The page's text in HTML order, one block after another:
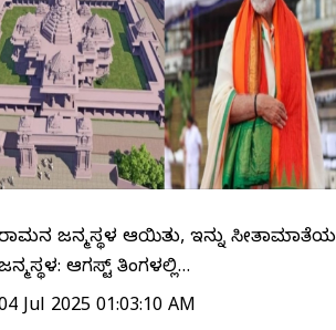
ಜನ್ಮಸ್ಥಳ ಆಯಿತು, ಇನ್ನು ಸೀತಾಮಾತೆಯ
ಆಗಸ್ಟ್ ತಿಂಗಳಲ್ಲಿ…
Jul 2025 01:03:10 AM